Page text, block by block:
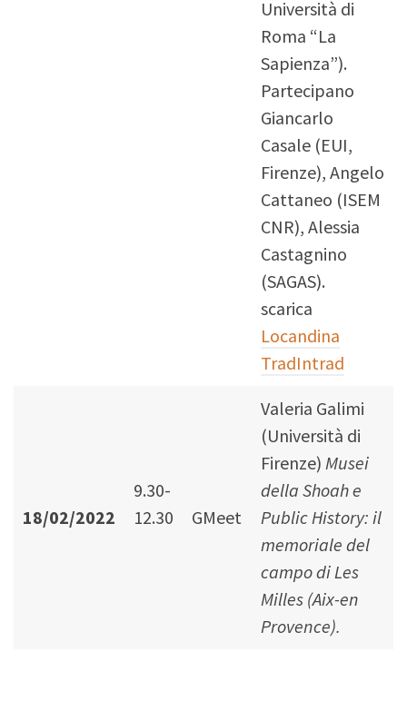
Università di
Roma “La
Sapienza”).
Partecipano
Giancarlo
Casale (EUI,
Firenze), Angelo
Cattaneo (ISEM
CNR), Alessia
Castagnino
(SAGAS).
scarica
Locandina
TradIntrad
18/02/2022
9.30-
12.30
GMeet
Valeria Galimi
(Università di
Firenze) Musei
della Shoah e
Public History: il
memoriale del
campo di Les
Milles (Aix-en
Provence).